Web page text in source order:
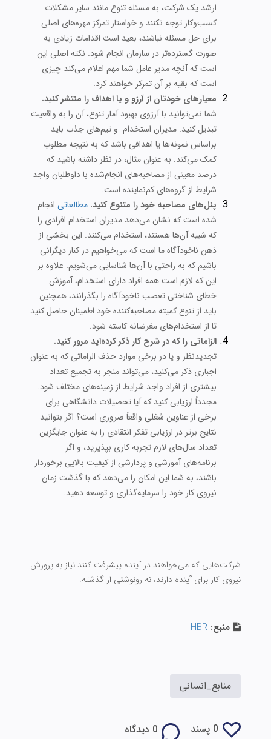
ارشد یک شرکت، به مسئله تنوع مانند سایر مشکلات
کسب‌وکار توجه نکنند و خواستار تمرکز مهره‌های اصلی
برای حل مسئله نباشند، بعید است اقدامات زیادی به
صورت گسترده‌تر در سازمان انجام شود. نکته اصلی این
است که آنچه مدیر عامل شما مهم اعلام می‌کند چیزی
است که بقیه بر آن تمرکز خواهند کرد.
معیارهای خودتان از آرزو و یا اهداف را منتشر کنید.
شما نمی‌توانید با آرزوی بهبود آمار تنوع، آن را به واقعیت
تبدیل کنید. مدیران استخدام و تیم‌های جذب باید
براساس نمونه‌ها یا اهدافی باشد که به نتیجه مطلوب
کمک می‌کند. به عنوان مثال، در نظر داشته باشید که
درصد معینی از مصاحبه‌های انجام‌شده با داوطلبان واجد
شرایط از گروه‌های کم‌نماینده است.
پنل‌های مصاحبه خود را متنوع کنید. مطالعاتی انجام
شده است که نشان می‌دهد مدیران استخدام افرادی را
که شبیه آن‌ها هستند، استخدام می‌کنند. این بخشی از
ذهن ناخودآگاه ما است که می‌خواهیم در کنار دیگرانی
باشیم که به راحتی با آن‌ها شناسایی می‌شویم. علاوه بر
این که لازم است همه افراد دارای استخدام، آموزش
خطای شناختی تعصب ناخودآگاه را بگذرانند، همچنین
باید از تنوع کمیته مصاحبه‌کننده خود اطمینان حاصل کنید
تا از استخدام‌های مغرضانه کاسته شود.
الزاماتی را که در شرح کار ذکر کرده‌اید مرور کنید.
تجدیدنظر و یا در برخی موارد حذف الزاماتی که به عنوان
اجباری ذکر می‌کنید، می‎‌تواند منجر به تجمیع تعداد
بیشتری از افراد واجد شرایط از زمینه‌های مختلف شود.
مجدداً ارزیابی کنید که آیا تحصیلات دانشگاهی برای
برخی از عناوین شغلی واقعاً ضروری است؟ اگر بتوانید
نتایج برتر در ارزیابی تفکر انتقادی را به عنوان جایگزین
تعداد سال‌های لازم تجربه کاری بپذیرید، و اگر
برنامه‌های آموزشی و پردازشی از کیفیت بالایی برخوردار
باشند، به شما این امکان را می‌دهد که با گذشت زمان
نیروی کار خود را سرمایه‌گذاری و توسعه دهید.
شرکت‌هایی که می‌خواهند در آینده پیشرفت کنند نیاز به پرورش
نیروی کار برای آینده دارند، نه رونوشتی از گذشته.
منبع: HBR
منابع_انسانی
0 پسند
0 دیدگاه